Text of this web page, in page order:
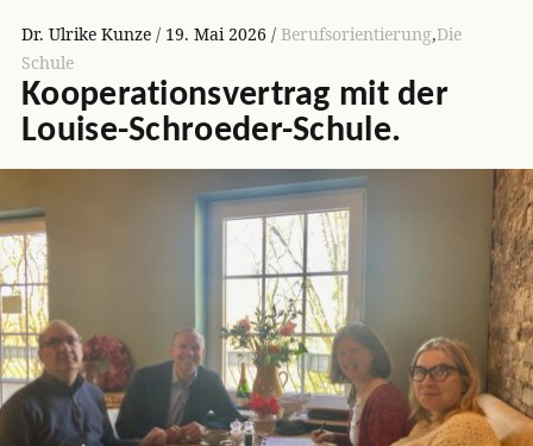
Dr. Ulrike Kunze 19. Mai 2026 Berufsorientierung,Die
Schule
Kooperationsvertrag mit der
Louise-Schroeder-Schule.